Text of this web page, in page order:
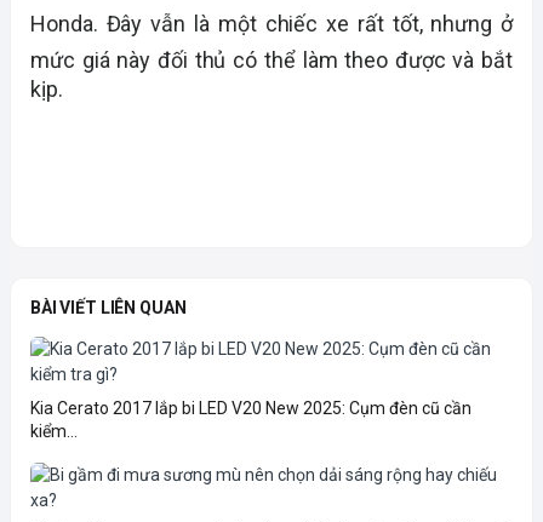
Honda. Đây vẫn là một chiếc xe rất tốt, nhưng ở
mức giá này đối thủ có thể làm theo được và bắt
kịp.
BÀI VIẾT LIÊN QUAN
Kia Cerato 2017 lắp bi LED V20 New 2025: Cụm đèn cũ cần
kiểm...